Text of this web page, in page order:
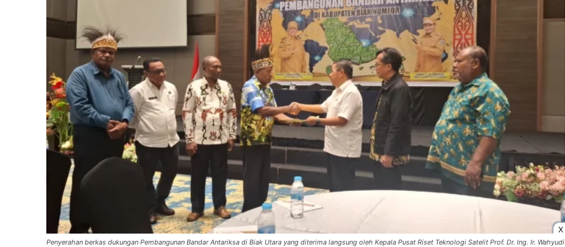
X
Penyerahan berkas dukungan Pembangunan Bandar Antariksa di Biak Utara yang diterima langsung oleh Kepala Pusat Riset Teknologi Satelit Prof. Dr. Ing. Ir. Wahyudi